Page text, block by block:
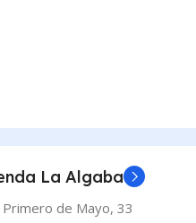
La Algaba
Primero de Mayo, 33